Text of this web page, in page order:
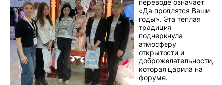
переводе означает
«Да продлятся Ваши
годы». Эта теплая
традиция
подчеркнула
атмосферу
открытости и
доброжелательности,
которая царила на
форуме.